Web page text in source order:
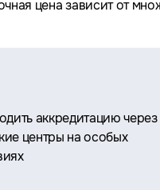
цена зависит от
аккредитацию через
центры на особых